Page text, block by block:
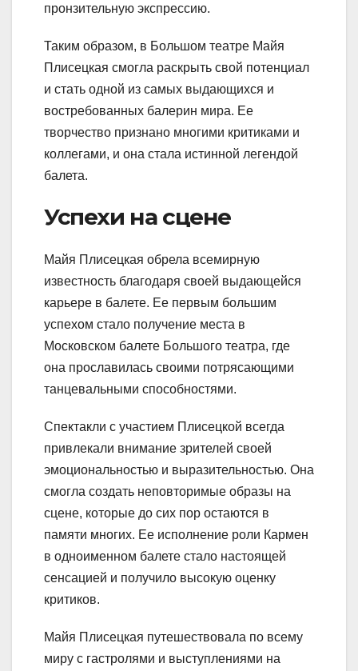
пронзительную экспрессию.
Таким образом, в Большом театре Майя
Плисецкая смогла раскрыть свой потенциал
и стать одной из самых выдающихся и
востребованных балерин мира. Ее
творчество признано многими критиками и
коллегами, и она стала истинной легендой
балета.
Успехи на сцене
Майя Плисецкая обрела всемирную
известность благодаря своей выдающейся
карьере в балете. Ее первым большим
успехом стало получение места в
Московском балете Большого театра, где
она прославилась своими потрясающими
танцевальными способностями.
Спектакли с участием Плисецкой всегда
привлекали внимание зрителей своей
эмоциональностью и выразительностью. Она
смогла создать неповторимые образы на
сцене, которые до сих пор остаются в
памяти многих. Ее исполнение роли Кармен
в одноименном балете стало настоящей
сенсацией и получило высокую оценку
критиков.
Майя Плисецкая путешествовала по всему
миру с гастролями и выступлениями на